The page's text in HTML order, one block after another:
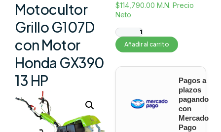
Motocultor
Grillo G107D
con Motor
Honda GX390
13 HP
$114,790.00 M.N. Precio
Neto
Añadir al carrito
Pagos a
plazos
pagando
con
Mercado
Pago